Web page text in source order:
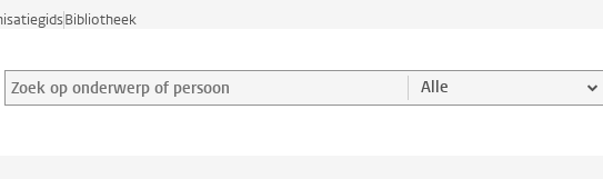
Bibliotheek
Zoek op onderwerp of persoon en selecteer categorie
Zoekterm Alle